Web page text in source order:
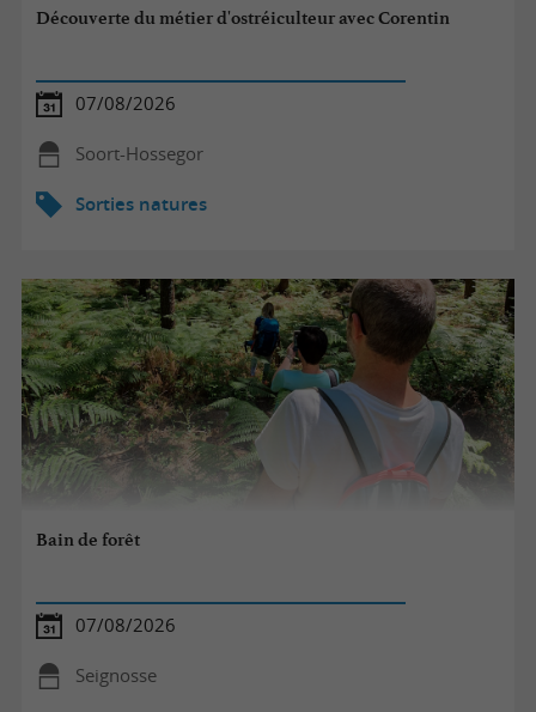
Découverte du métier d'ostréiculteur avec Corentin
07/08/2026
Soort-Hossegor
Sorties natures
Bain de forêt
07/08/2026
Seignosse